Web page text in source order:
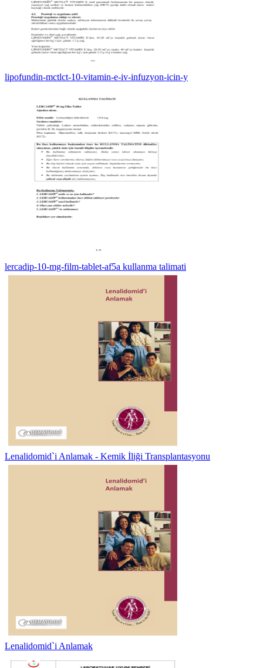
lipofundin-mctlct-10-vitamin-e-iv-infuzyon-icin-y
lercadip-10-mg-film-tablet-af5a kullanma talimati
Lenalidomid`i Anlamak - Kemik İliği Transplantasyonu
Lenalidomid`i Anlamak